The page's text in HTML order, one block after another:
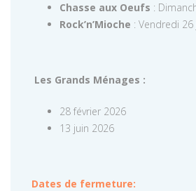
Chasse aux Oeufs :
Rock’n’Mioche : Vendredi
Les Grands Ménages :
28 février 2026
13 juin 2026
Dates de fermeture: